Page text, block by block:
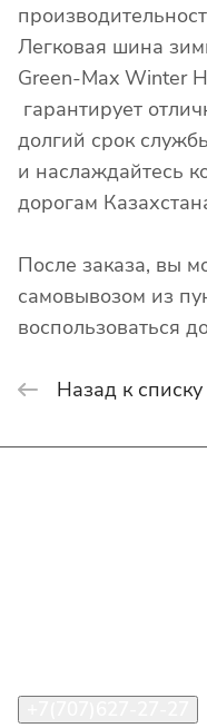
Легковая шина
Green-Max Winter
гарантирует
долгий срок
и наслаждайтесь
дорогам
После заказа, вы
самовывозом из
воспользоваться
Назад к списку